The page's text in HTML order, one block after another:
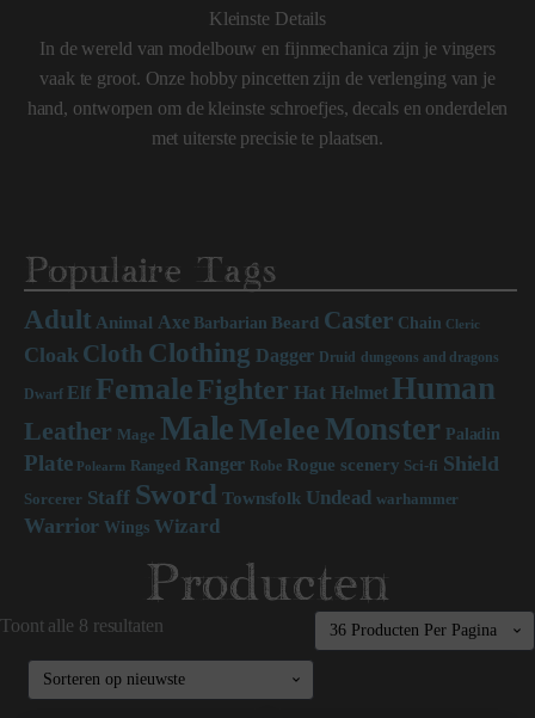
Kleinste Details
In de wereld van modelbouw en fijnmechanica zijn je vingers
vaak te groot. Onze hobby pincetten zijn de verlenging van je
hand, ontworpen om de kleinste schroefjes, decals en onderdelen
met uiterste precisie te plaatsen.
Populaire Tags
Adult Animal Axe Barbarian Beard Caster Chain Cleric
Cloak Cloth Clothing Dagger Druid dungeons and dragons
Dwarf Elf FemaleFighter Hat Helmet Human
Leather Mage MaleMeleeMonster Paladin
Plate Polearm Ranged Ranger Robe Rogue scenery Sci-fi Shield
Sorcerer Staff Sword Townsfolk Undead warhammer
Warrior Wings Wizard
Producten
Toont alle 8 resultaten